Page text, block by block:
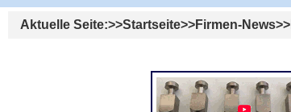
Aktuelle Seite: Startseite Firmen-News